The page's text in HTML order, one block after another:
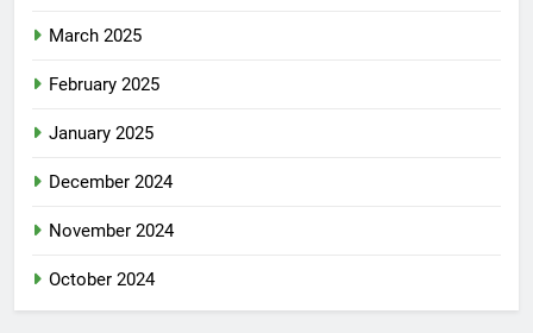
March 2025
February 2025
January 2025
December 2024
November 2024
October 2024